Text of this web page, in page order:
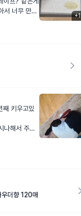
서 너무 만족
+1
키우고있
나해서 주문
더향 120매